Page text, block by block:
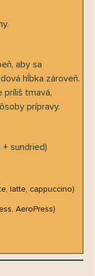
aby sa
hĺbka zároveň.
príliš tmavá,
prípravy.
sundried)
latte, cappuccino)
AeroPress)